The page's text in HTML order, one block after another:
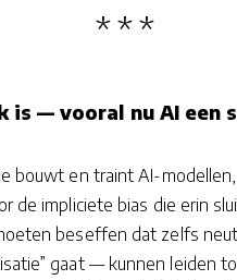
is — vooral nu AI een
bouwt en traint AI-
de impliciete bias die erin
beseffen dat zelfs
gaat — kunnen leiden